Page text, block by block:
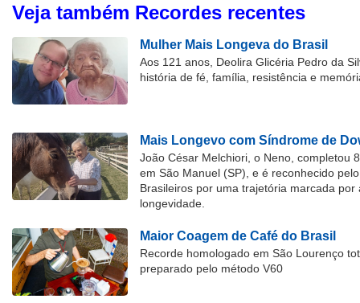
Veja também Recordes recentes
Mulher Mais Longeva do Brasil
Aos 121 anos, Deolira Glicéria Pedro da
história de fé, família, resistência e
Mais Longevo com Síndrome de
João César Melchiori, o Neno, completou
em São Manuel (SP), e é reconhecido
Brasileiros por uma trajetória marcada por
longevidade.
Maior Coagem de Café do Brasil
Recorde homologado em São Lourenço
preparado pelo método V60